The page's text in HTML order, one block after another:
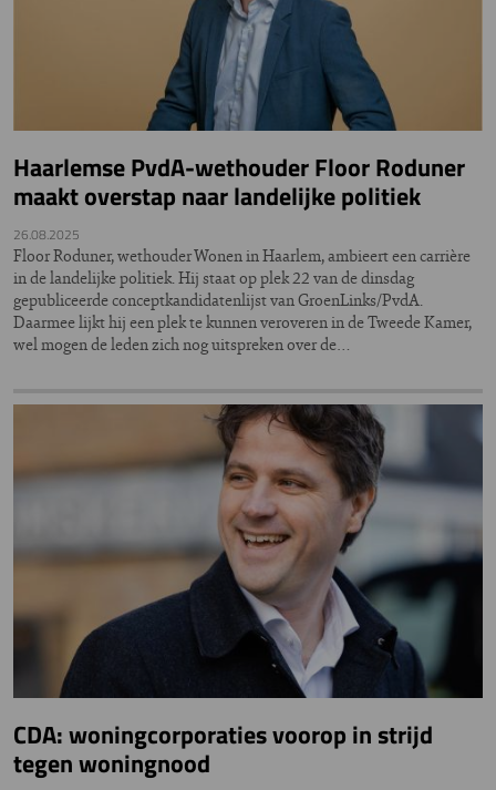
Haarlemse PvdA-wethouder Floor Roduner
maakt overstap naar landelijke politiek
26.08.2025
Floor Roduner, wethouder Wonen in Haarlem, ambieert een carrière
in de landelijke politiek. Hij staat op plek 22 van de dinsdag
gepubliceerde conceptkandidatenlijst van GroenLinks/PvdA.
Daarmee lijkt hij een plek te kunnen veroveren in de Tweede Kamer,
wel mogen de leden zich nog uitspreken over de…
CDA: woningcorporaties voorop in strijd
tegen woningnood